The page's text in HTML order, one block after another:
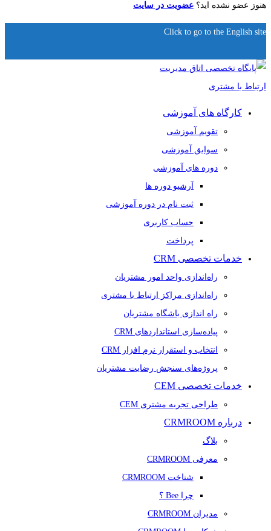
هنوز عضو نشده اید؟ عضویت در سایت
Click to go to the English site
کارگاه های آموزشی
تقویم آموزشی
سوابق آموزشی
دوره های آموزشی
آرشیو دوره ها
ثبت نام در دوره آموزشی
حساب کاربری
پرداخت
خدمات تخصصی CRM
راه‌اندازی واحد امور مشتریان
راه‌اندازی مراکز ارتباط با مشتری
راه اندازی باشگاه مشتریان
پیاده‌سازی استانداردهای CRM
انتخاب و استقرار نرم افزار CRM
پروژه‌های سنجش رضایت مشتریان
خدمات تخصصی CEM
طراحی تجربه مشتری CEM
درباره CRMROOM
بلاگ
معرفی CRMROOM
شناخت CRMROOM
چرا Bee ؟
مدیران CRMROOM